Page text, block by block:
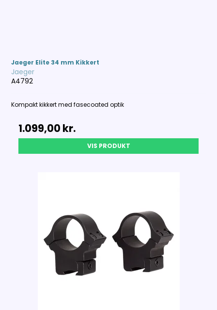
Jaeger Elite 34 mm Kikkert
Jaeger
A4792
Kompakt kikkert med fasecoated optik
1.099,00 kr.
VIS PRODUKT